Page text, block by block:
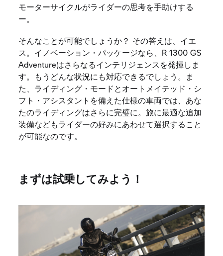
モーターサイクルがライダーの思考を手助けする
ー。
そんなことが可能でしょうか？ その答えは、イエ
ス。イノベーション・パッケージなら、R 1300 GS
Adventureはさらなるインテリジェンスを発揮しま
す。もうどんな状況にも対応できるでしょう。ま
た、ライディング・モードとオートメイテッド・シ
フト・アシスタントを備えた仕様の車両では、あな
たのライディングはさらに完璧に。旅に最適な追加
装備などもライダーの好みにあわせて選択すること
が可能なのです。
まずは試乗してみよう！